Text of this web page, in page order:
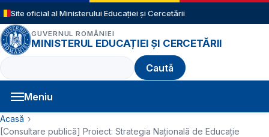
Sari la conținutul principal
Site oficial al Ministerului Educației și Cercetării
GUVERNUL ROMÂNIEI
MINISTERUL EDUCAȚIEI ȘI CERCETĂRII
Caută
Meniu
Navigație principală
Cale de navigare
Acasă
[Consultare publică] Proiect: Strategia Națională de Educație